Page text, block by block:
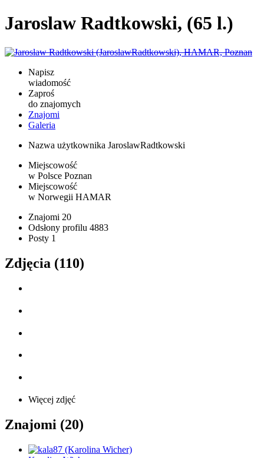
Jaroslaw Radtkowski, (65 l.)
Napisz
wiadomość
Zaproś
do znajomych
Znajomi
Galeria
Nazwa użytkownika JaroslawRadtkowski
Miejscowość
w Polsce Poznan
Miejscowość
w Norwegii HAMAR
Znajomi 20
Odsłony profilu 4883
Posty 1
Zdjęcia (110)
Więcej zdjęć
Znajomi (20)